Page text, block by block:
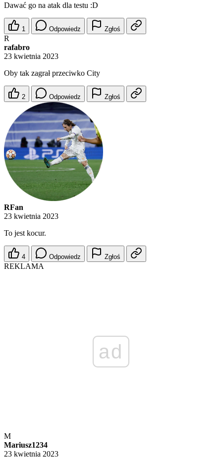
Dawać go na atak dla testu :D
1 Odpowiedz Zgłoś
R
rafabro
23 kwietnia 2023
Oby tak zagrał przeciwko City
2 Odpowiedz Zgłoś
RFan
23 kwietnia 2023
To jest kocur.
4 Odpowiedz Zgłoś
REKLAMA
ad
M
Mariusz1234
23 kwietnia 2023